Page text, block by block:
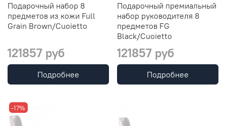
Подарочный набор 8
предметов из кожи Full
Grain Brown/Cuoietto
121857 руб
Подробнее
Подарочный премиальный
набор руководителя 8
предметов FG
Black/Cuoietto
121857 руб
Подробнее
-17%